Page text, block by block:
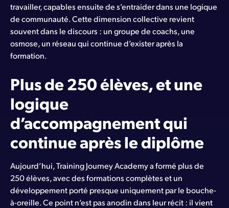
travailler, capables ensuite de s’entraider dans une logique
de communauté. Cette dimension collective revient
souvent dans le discours : un groupe de coachs, une
osmose, un réseau qui continue d’exister après la
formation.
Plus de 250 élèves, et une
logique
d’accompagnement qui
continue après le diplôme
Aujourd’hui, Training Journey Academy a formé plus de
250 élèves, avec des formations complètes et un
développement porté presque uniquement par le bouche-
à-oreille. Ce point n’est pas anodin dans leur récit : il vient